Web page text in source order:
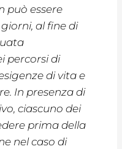
può essere
al fine di
percorsi di
di vita e
In presenza di
ciascuno dei
prima della
nel caso di